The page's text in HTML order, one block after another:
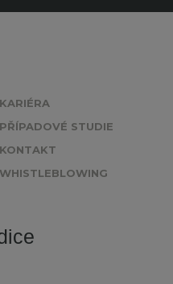
KARIÉRA
PŘÍPADOVÉ STUDIE
KONTAKT
WHISTLEBLOWING